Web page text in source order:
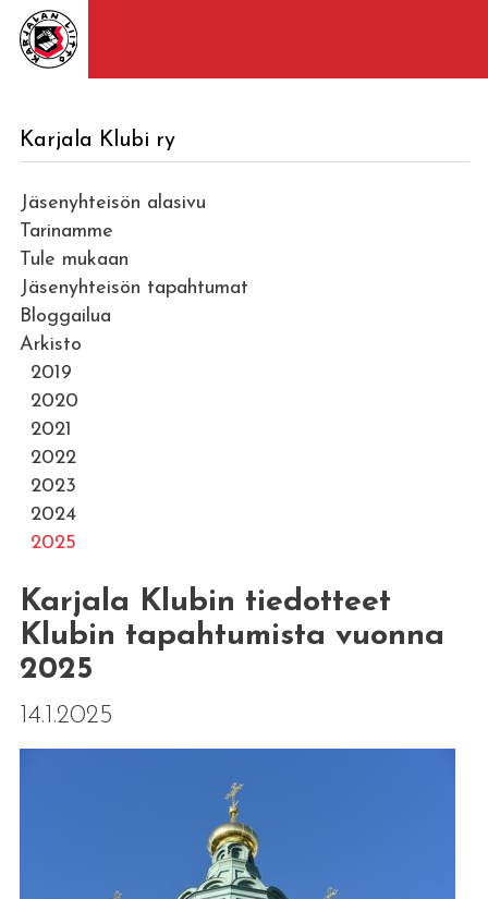
Karjala Klubi ry
Jäsenyhteisön alasivu
Tarinamme
Tule mukaan
Jäsenyhteisön tapahtumat
Bloggailua
Arkisto
2019
2020
2021
2022
2023
2024
2025
Karjala Klubin tiedotteet
Klubin tapahtumista vuonna
2025
14.1.2025